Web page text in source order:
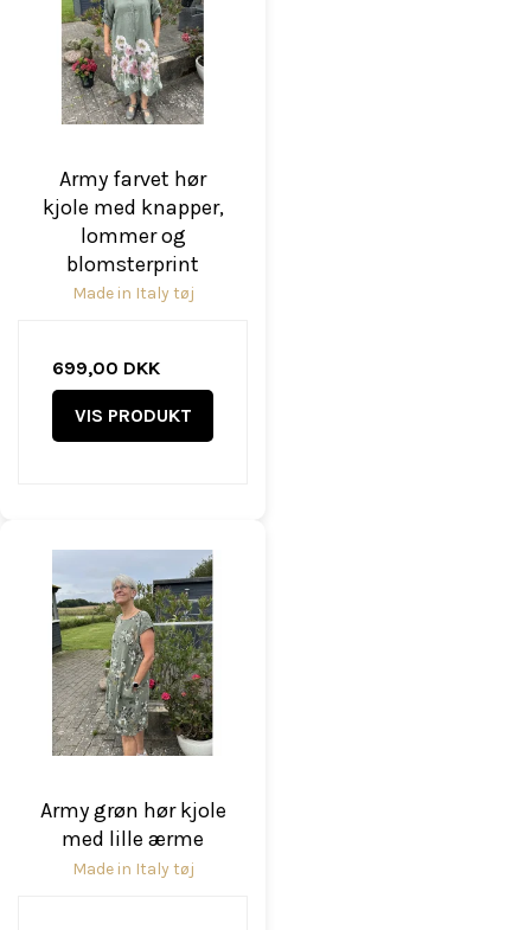
Army farvet hør
kjole med knapper,
lommer og
blomsterprint
Made in Italy tøj
699,00 DKK
VIS PRODUKT
Army grøn hør kjole
med lille ærme
Made in Italy tøj